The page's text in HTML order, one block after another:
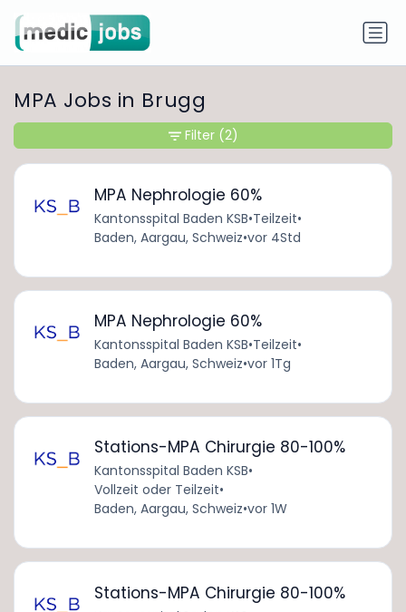
MPA Jobs in Brugg
MPA Nephrologie 60%
Kantonsspital Baden KSB•Teilzeit•
Baden, Aargau, Schweiz•vor 4Std
MPA Nephrologie 60%
Kantonsspital Baden KSB•Teilzeit•
Baden, Aargau, Schweiz•vor 1Tg
Stations-MPA Chirurgie 80-100%
Kantonsspital Baden KSB•
Vollzeit oder Teilzeit•
Baden, Aargau, Schweiz•vor 1W
Stations-MPA Chirurgie 80-100%
Filter (2)